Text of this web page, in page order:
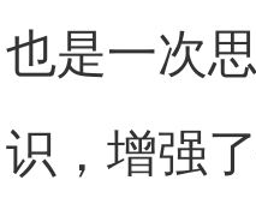
也是一次
识，增强